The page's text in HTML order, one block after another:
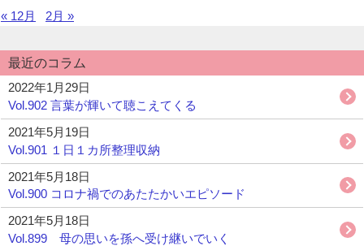
« 12月
2月 »
最近のコラム
2022年1月29日
Vol.902 言葉が輝いて聴こえてくる
2021年5月19日
Vol.901 １日１カ所整理収納
2021年5月18日
Vol.900 コロナ禍でのあたたかいエピソード
2021年5月18日
Vol.899 母の思いを孫へ受け継いでいく